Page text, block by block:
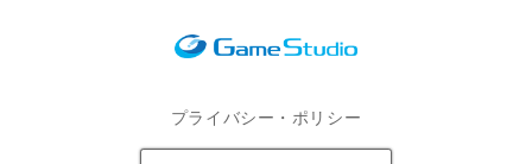
プライバシー・ポリシー